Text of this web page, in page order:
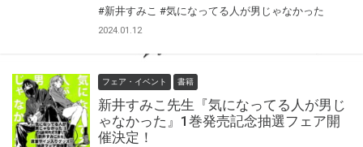
#新井すみこ #気になってる人が男じゃなかった
2024.01.12
フェア・イベント 書籍
新井すみこ先生『気になってる人が男じ
ゃなかった』1巻発売記念抽選フェア開
催決定！